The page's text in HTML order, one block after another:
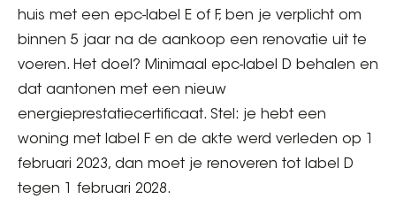
huis met een epc-label E of F, ben je verplicht om
binnen 5 jaar na de aankoop een renovatie uit te
voeren. Het doel? Minimaal epc-label D behalen en
dat aantonen met een nieuw
energieprestatiecertificaat. Stel: je hebt een
woning met label F en de akte werd verleden op 1
februari 2023, dan moet je renoveren tot label D
tegen 1 februari 2028.